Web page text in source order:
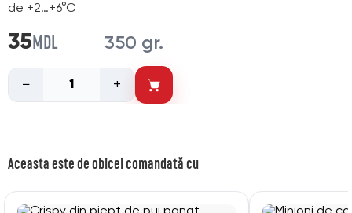
de +2…+6°C
35MDL 350 gr.
− +
Aceasta este de obicei comandată cu